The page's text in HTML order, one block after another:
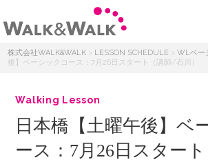
株式会社WALK&WALK > LESSON SCHEDULE >WLベー
後】ベーシックコース：7月26日スタート（講師/石川）
Walking Lesson
日本橋【土曜午後】ベ
ース：7月26日スター